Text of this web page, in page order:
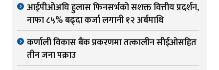
आईपीओअघि हुलास फिनसर्भको सशक्त वित्तीय प्रदर्शन,
नाफा ८५% बढ्दा कर्जा लगानी १२ अर्बमाथि
कर्णाली विकास बैंक प्रकरणमा तत्कालीन सीईओसहित
तीन जना पक्राउ